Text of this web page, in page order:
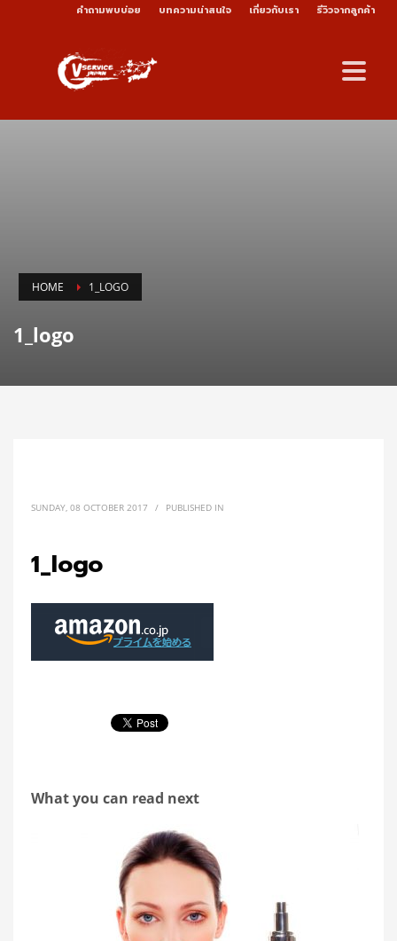
คำถามพบบ่อย บทความน่าสนใจ เกี่ยวกับเรา รีวิวจากลูกค้า
HOME 1_LOGO
1_logo
SUNDAY, 08 OCTOBER 2017 / PUBLISHED IN
1_logo
What you can read next